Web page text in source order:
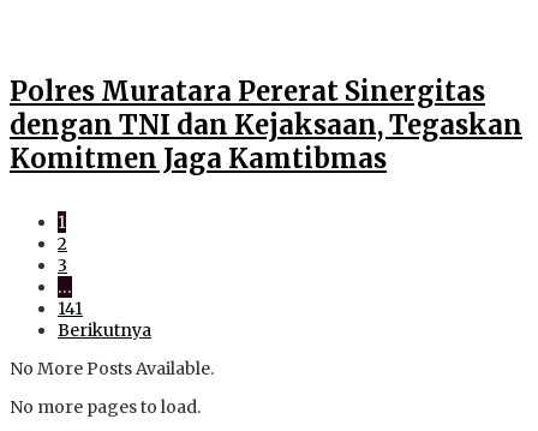
Polres Muratara Pererat Sinergitas
dengan TNI dan Kejaksaan, Tegaskan
Komitmen Jaga Kamtibmas
1
2
3
…
141
Berikutnya
No More Posts Available.
No more pages to load.